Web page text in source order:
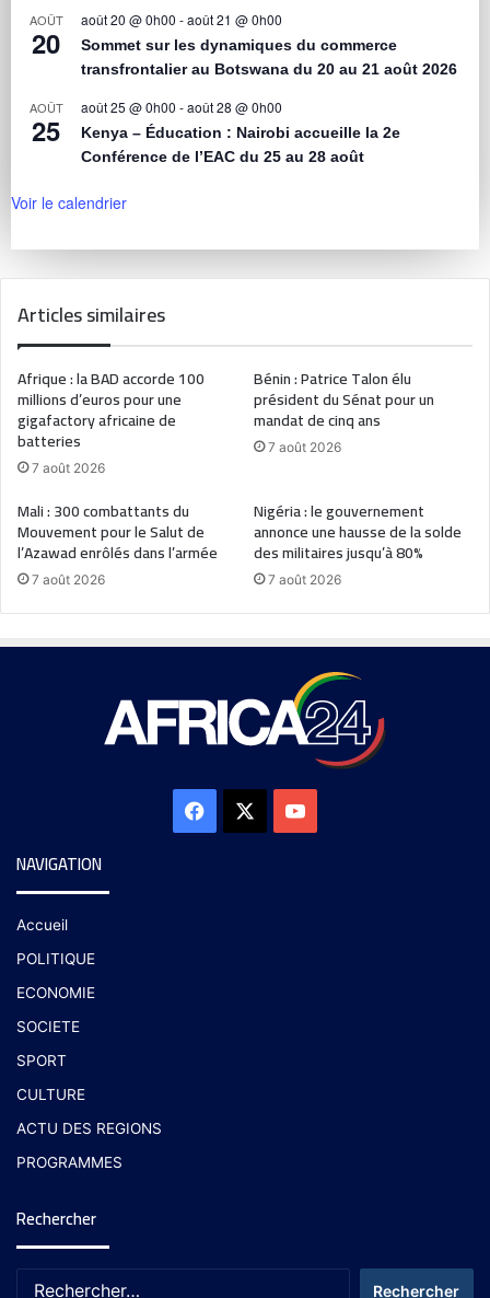
AOÛT
20
août 20 @ 0h00 -août 21 @ 0h00
Sommet sur les dynamiques du commerce
transfrontalier au Botswana du 20 au 21 août 2026
AOÛT
25
août 25 @ 0h00 -août 28 @ 0h00
Kenya – Éducation : Nairobi accueille la 2e
Conférence de l’EAC du 25 au 28 août
Voir le calendrier
Articles similaires
Afrique : la BAD accorde 100
millions d’euros pour une
gigafactory africaine de
batteries
7 août 2026
Bénin : Patrice Talon élu
président du Sénat pour un
mandat de cinq ans
7 août 2026
Mali : 300 combattants du
Mouvement pour le Salut de
l’Azawad enrôlés dans l’armée
7 août 2026
Nigéria : le gouvernement
annonce une hausse de la solde
des militaires jusqu’à 80%
7 août 2026
NAVIGATION
Accueil
POLITIQUE
ECONOMIE
SOCIETE
SPORT
CULTURE
ACTU DES REGIONS
PROGRAMMES
Rechercher